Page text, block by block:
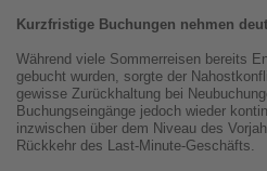
Kurzfristige Buchungen nehmen
Während viele Sommerreisen bereits
gebucht wurden, sorgte der
gewisse Zurückhaltung bei
Buchungseingänge jedoch wieder
inzwischen über dem Niveau des
Rückkehr des Last-Minute-Geschäfts.